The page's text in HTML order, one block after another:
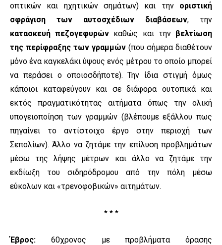
οπτικών και ηχητικών σημάτων) και την οριστική
σφράγιση των αυτοσχέδιων διαβάσεων, την
κατασκευή πεζογεφυρών καθώς και την βελτίωση
της περίφραξης των γραμμών (που σήμερα διαθέτουν
μόνο ένα καγκελάκι ύψους ενός μέτρου το οποίο μπορεί
να περάσει ο οποιοσδήποτε). Την ίδια στιγμή όμως
κάποιοι καταφεύγουν και σε διάφορα ουτοπικά και
εκτός πραγματικότητας αιτήματα όπως την ολική
υπογειοποίηση των γραμμών (βλέπουμε εξάλλου πως
πηγαίνει το αντίστοιχο έργο στην περιοχή των
Σεπολίων). Άλλο να ζητάμε την επίλυση προβλημάτων
μέσω της λήψης μέτρων και άλλο να ζητάμε την
εκδίωξη του σιδηρόδρομου από την πόλη μέσω
εύκολων και «τρενοφοβικών» αιτημάτων.
* * *
Έβρος: 60χρονος με προβλήματα όρασης